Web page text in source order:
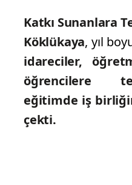
Katkı Sunanlara
Köklükaya, yıl
idareciler,
öğrencilere
eğitimde iş
çekti.